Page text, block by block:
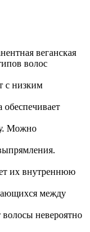
веганская
волос
с низким
обеспечивает
Можно
их внутреннюю
между
невероятно